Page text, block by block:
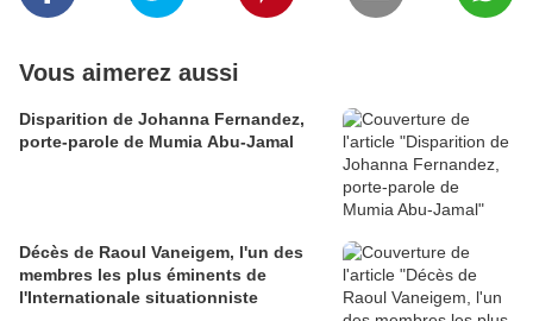
Vous aimerez aussi
Disparition de Johanna Fernandez,
porte-parole de Mumia Abu-Jamal
Décès de Raoul Vaneigem, l'un des
membres les plus éminents de
l'Internationale situationniste